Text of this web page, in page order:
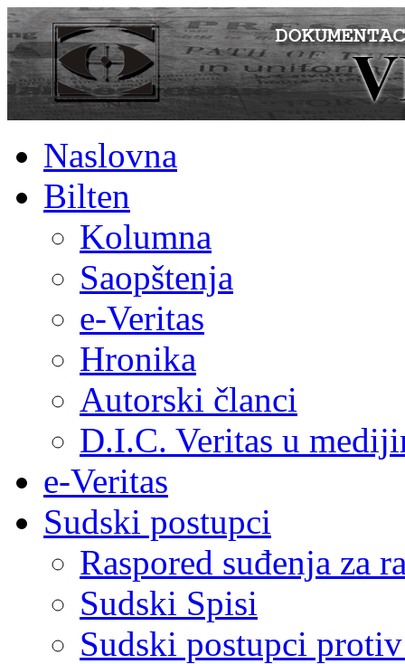
Naslovna
Bilten
Kolumna
Saopštenja
e-Veritas
Hronika
Autorski članci
D.I.C. Veritas u
e-Veritas
Sudski postupci
Raspored suđenja za
Sudski Spisi
Sudski postupci